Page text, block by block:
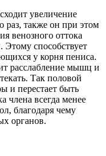
увеличение
раз, также он при этом
венозного оттока
Этому способствует
у корня пениса.
расслабление мышц и
Так половой
и перестает быть
члена всегда менее
благодаря чему
органов.